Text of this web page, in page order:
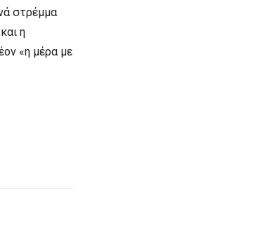
στρέμμα
η
«η μέρα με